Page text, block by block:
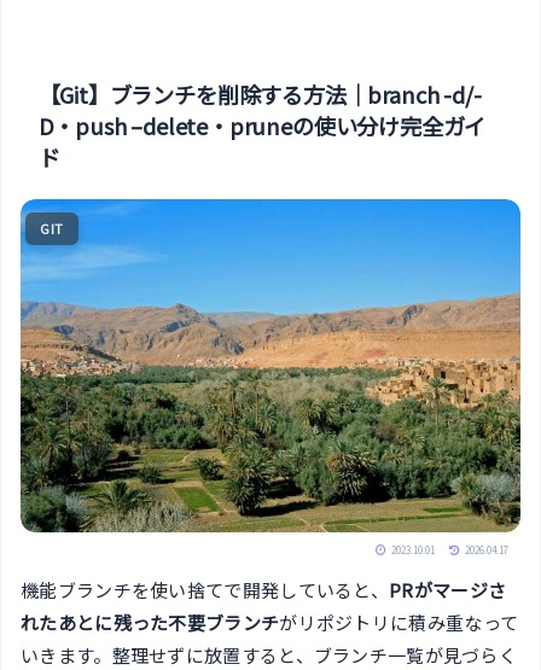
【Git】ブランチを削除する方法｜branch -d/-
D・push –delete・pruneの使い分け完全ガイ
ド
GIT
2023.10.01 2026.04.17
機能ブランチを使い捨てで開発していると、 PRがマージさ
れたあとに残った不要ブランチがリポジトリに積み重なって
いきます。整理せずに放置すると、ブランチ一覧が見づらく